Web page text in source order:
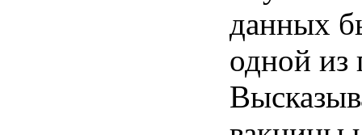
данных
одной из